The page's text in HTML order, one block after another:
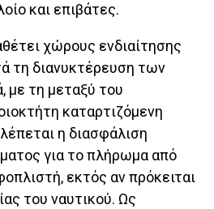
και επιβάτες.
χώρους ενδιαίτησης
τη διανυκτέρευση των
με τη μεταξύ του
καταρτιζόμενη
η διασφάλιση
για το πλήρωμα από
εκτός αν πρόκειται
του ναυτικού. Ως